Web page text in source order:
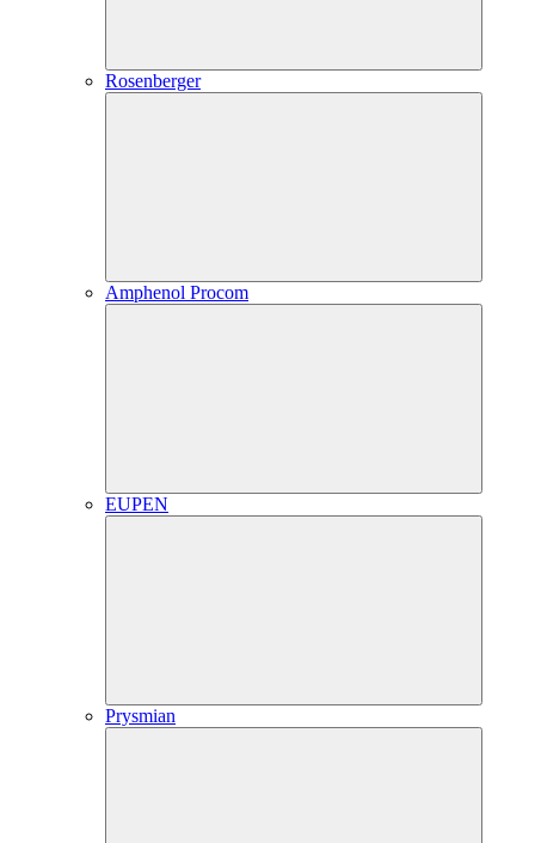
Rosenberger
Amphenol Procom
EUPEN
Prysmian